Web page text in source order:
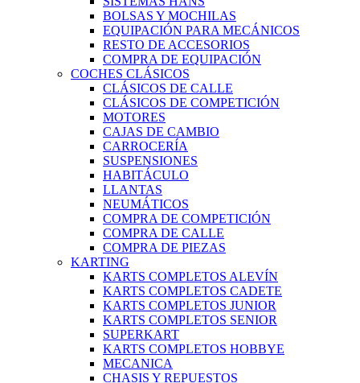
BOLSAS Y MOCHILAS
EQUIPACIÓN PARA MECÁNICOS
RESTO DE ACCESORIOS
COMPRA DE EQUIPACIÓN
COCHES CLÁSICOS
CLÁSICOS DE CALLE
CLÁSICOS DE COMPETICIÓN
MOTORES
CAJAS DE CAMBIO
CARROCERÍA
SUSPENSIONES
HABITÁCULO
LLANTAS
NEUMÁTICOS
COMPRA DE COMPETICIÓN
COMPRA DE CALLE
COMPRA DE PIEZAS
KARTING
KARTS COMPLETOS ALEVÍN
KARTS COMPLETOS CADETE
KARTS COMPLETOS JUNIOR
KARTS COMPLETOS SENIOR
SUPERKART
KARTS COMPLETOS HOBBYE
MECANICA
CHASIS Y REPUESTOS